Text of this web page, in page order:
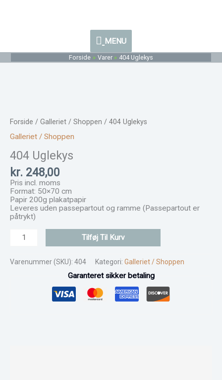
MENU
Forside Varer 404 Uglekys
Forside / Galleriet / Shoppen / 404 Uglekys
Galleriet / Shoppen
404 Uglekys
kr. 248,00
Pris incl. moms
Format: 50×70 cm
Papir 200g plakatpapir
Leveres uden passepartout og ramme (Passepartout er
påtrykt)
Tilføj Til Kurv
Varenummer (SKU): 404 Kategori: Galleriet / Shoppen
Garanteret sikker betaling